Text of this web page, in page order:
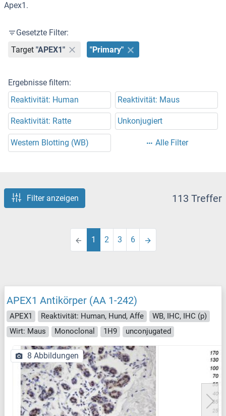
Apex1.
Gesetzte Filter:
Target "APEX1" "Primary"
Ergebnisse filtern:
Reaktivität: Human
Reaktivität: Maus
Reaktivität: Ratte Unkonjugiert
Western Blotting (WB) Alle Filter
Filter anzeigen 113 Treffer
1 2 3 6
APEX1 Antikörper (AA 1-242)
APEX1 Reaktivität: Human, Hund, Affe
WB, IHC, IHC (p)
Wirt: Maus
Monoclonal 1H9 unconjugated
8 Abbildungen